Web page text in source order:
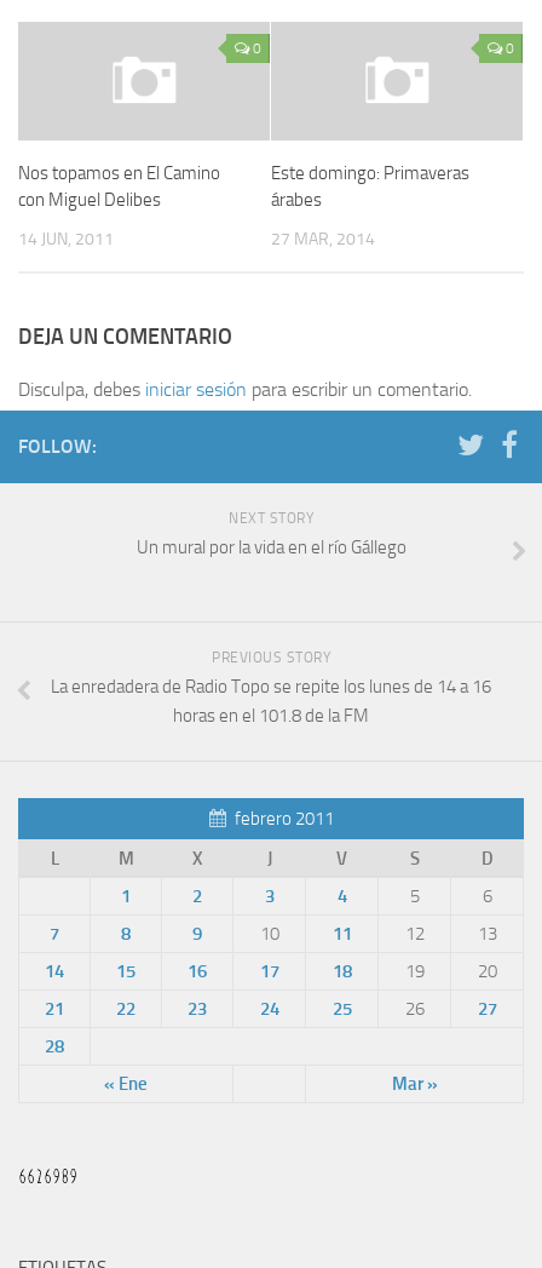
0
Nos topamos en El Camino
con Miguel Delibes
14 JUN, 2011
0
Este domingo: Primaveras
árabes
27 MAR, 2014
DEJA UN COMENTARIO
Disculpa, debes iniciar sesión para escribir un comentario.
FOLLOW:
NEXT STORY
Un mural por la vida en el río Gállego
PREVIOUS STORY
La enredadera de Radio Topo se repite los lunes de 14 a 16
horas en el 101.8 de la FM
febrero 2011
L
M X J V S D
« Ene Mar »
1 2 3 4 5
6
7
8 9 10 11 12
13
14
15 16 17 18 19
20
21
22 23 24 25 26
27
28